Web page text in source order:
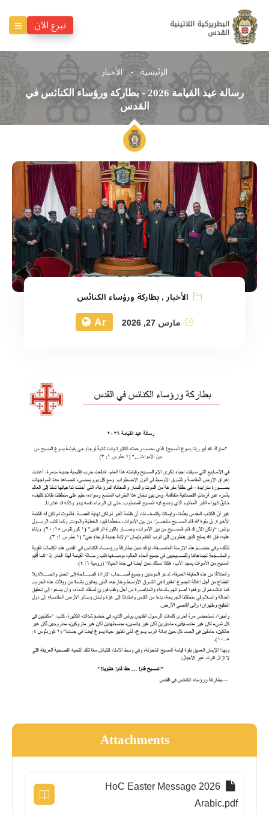
تبرع الآن
الرئيسية الأخبار
رسالة عيد القيامة 2026 - بطاركة ورؤساء الكنائس في
القدس
الأخبار,بطاركة ورؤساء الكنائس
مارس 27, 2026
Ar
Attachments
HoC Easter Message 2026
Arabic.pdf